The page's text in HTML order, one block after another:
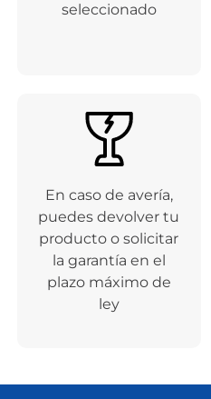
seleccionado
En caso de avería,
puedes devolver tu
producto o solicitar
la garantía en el
plazo máximo de
ley